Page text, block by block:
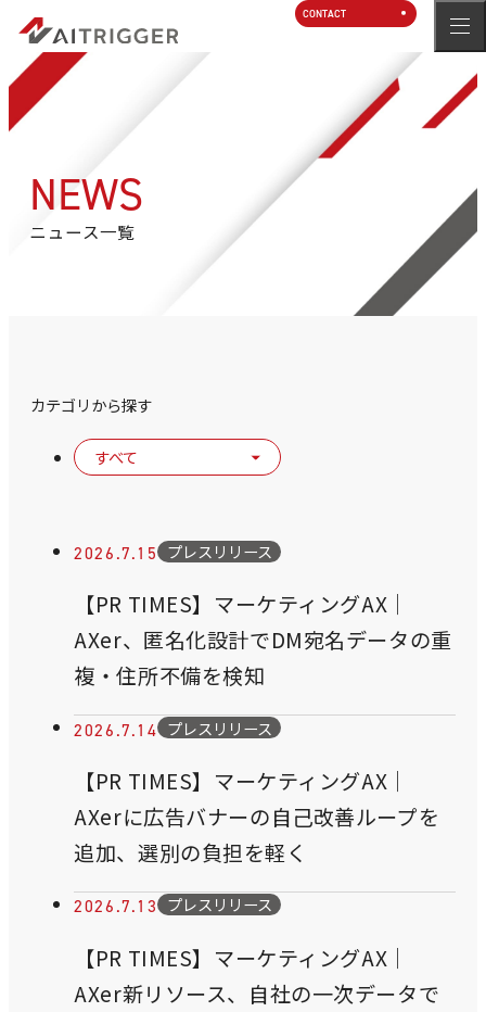
CONTACT
NEWS
ニュース一覧
カテゴリから探す
すべて
2026.7.15 プレスリリース
【PR TIMES】マーケティングAX｜
AXer、匿名化設計でDM宛名データの重
複・住所不備を検知
2026.7.14 プレスリリース
【PR TIMES】マーケティングAX｜
AXerに広告バナーの自己改善ループを
追加、選別の負担を軽く
2026.7.13 プレスリリース
【PR TIMES】マーケティングAX｜
AXer新リソース、自社の一次データで